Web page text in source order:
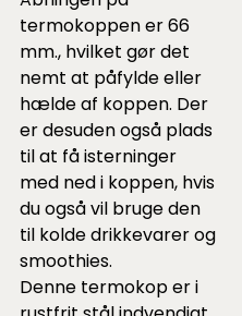
termokoppen er 66
mm., hvilket gør det
nemt at påfylde eller
hælde af koppen. Der
er desuden også plads
til at få isterninger
med ned i koppen, hvis
du også vil bruge den
til kolde drikkevarer og
smoothies.
Denne termokop er i